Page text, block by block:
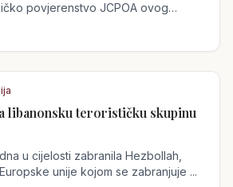
libanonsku terorističku skupinu
u cijelosti zabranila Hezbollah,
unije kojom se zabranjuje ...